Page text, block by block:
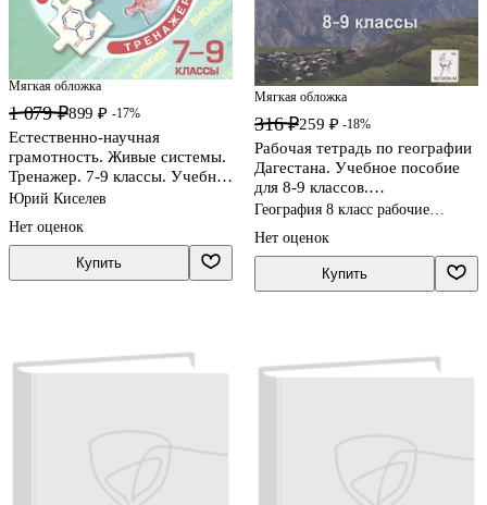
Мягкая обложка
1 079 ₽899 ₽ -17%
Естественно-научная
грамотность. Живые системы.
Тренажер. 7-9 классы. Учебное
пособие для
организаций
Юрий Киселев
Нет оценок
Купить
Мягкая обложка
316 ₽259 ₽ -18%
Рабочая тетрадь по географии
Дагестана. Учебное пособие
для 8-9 классов.
общеобразовательной школы
География 8 класс рабочие
Нет оценок
Купить